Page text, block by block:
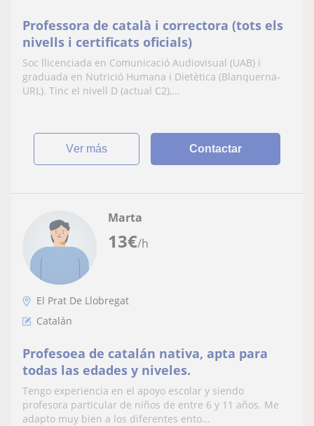
Professora de català i correctora (tots els
nivells i certificats oficials)
Soc llicenciada en Comunicació Audiovisual (UAB) i
graduada en Nutrició Humana i Dietètica (Blanquerna-
URL). Tinc el nivell D (actual C2),...
ver más Contactar
13€/h
Marta
El Prat De Llobregat
Catalán
Profesoea de catalán nativa, apta para
todas las edades y niveles.
Tengo experiencia en el apoyo escolar y siendo
profesora particular de niños de entre 6 y 11 años. Me
adapto muy bien a los diferentes ento...